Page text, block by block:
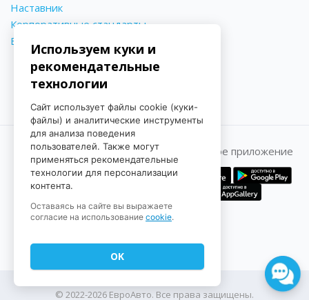
Наставник
Корпоративные стандарты
Библиотека знаний
Принимаем к оплате Мобильное приложение
© 2022-2026 ЕвроАвто. Все права защищены.
Используем куки и
рекомендательные
технологии
Сайт использует файлы cookie (куки-
файлы) и аналитические инструменты
для анализа поведения
пользователей. Также могут
применяться рекомендательные
технологии для персонализации
контента.
Оставаясь на сайте вы выражаете
согласие на использование cookie.
OK